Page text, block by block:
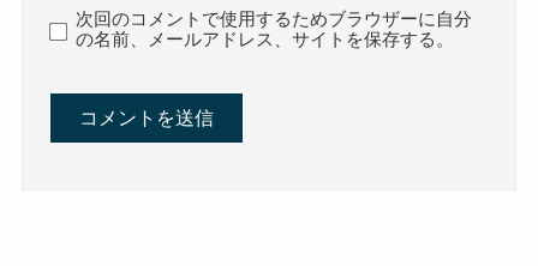
次回のコメントで使用するためブラウザーに自分
の名前、メールアドレス、サイトを保存する。